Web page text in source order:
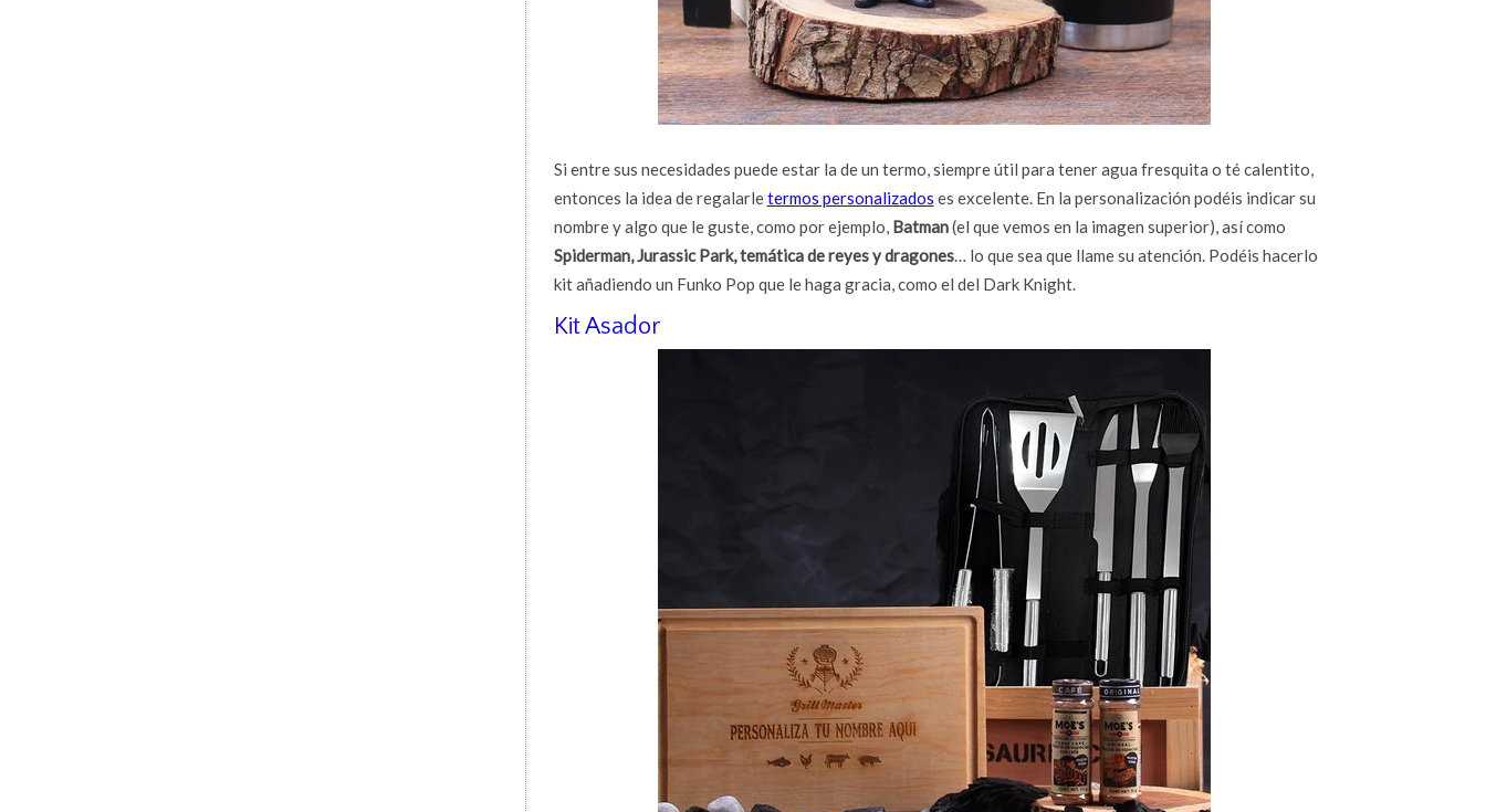
Si entre sus necesidades puede estar la de un termo, siempre útil para tener agua fresquita o té calentito,
entonces la idea de regalarletermos personalizados es excelente. En la personalización podéis indicar su
nombre y algo que le guste, como por ejemplo, Batman(el que vemos en la imagen superior), así como
Spiderman, Jurassic Park, temática de reyes y dragones… lo que sea que llame su atención. Podéis hacerlo
kit añadiendo un Funko Pop que le haga gracia, como el del Dark Knight.
Kit Asador